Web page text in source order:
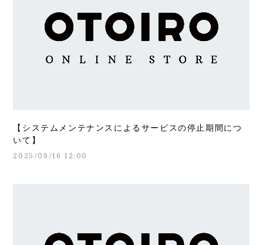
【システムメンテナンスによるサービスの停止期間につ
いて】
2025/09/16 12:00